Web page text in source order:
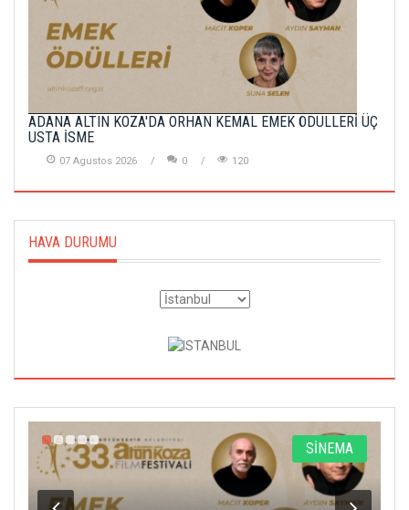
ADANA ALTIN KOZA'DA ORHAN KEMAL EMEK ÖDÜLLERİ ÜÇ
USTA İSME
07 Agustos 2026 0 120
HAVA DURUMU
SİNEMA